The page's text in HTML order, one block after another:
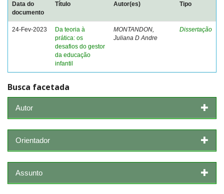
Data do
documento
Título Autor(es) Tipo
24-Fev-2023
Da teoria à
prática: os
desafios do gestor
da educação
infantil
MONTANDON,
Juliana D Andre
Dissertação
Busca facetada
Autor
Orientador
Assunto